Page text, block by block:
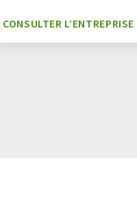
CONSULTER L’ENTREPRISE